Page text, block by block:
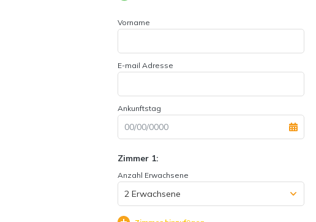
Vorname
E-mail Adresse
Ankunftstag
Zimmer 1:
Anzahl Erwachsene